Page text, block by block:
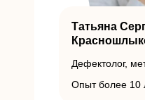
Татьяна
Дефектолог,
Опыт более 10